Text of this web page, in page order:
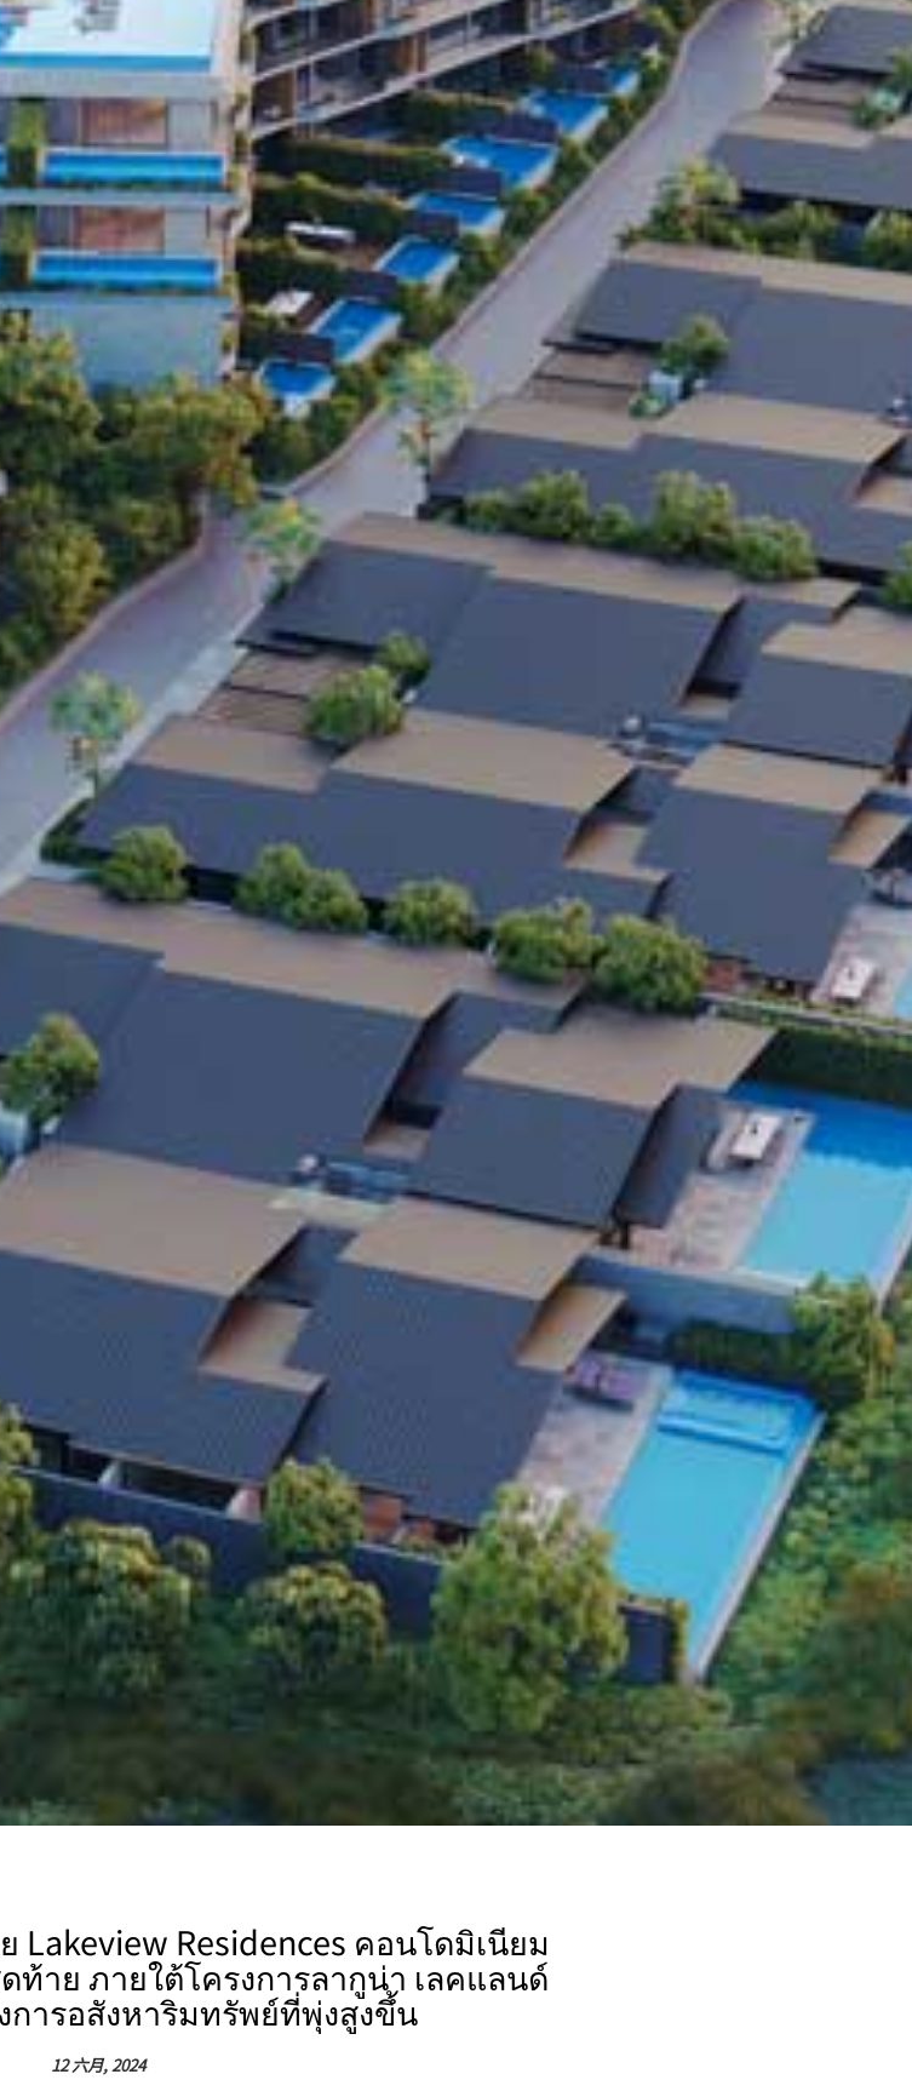
Lakeview Residences คอนโดมิเนียม
ท้าย ภายใต้โครงการลากูน่า เลคแลนด์
ารอสังหาริมทรัพย์ที่พุ่งสูงขึ้น
12 六月, 2024